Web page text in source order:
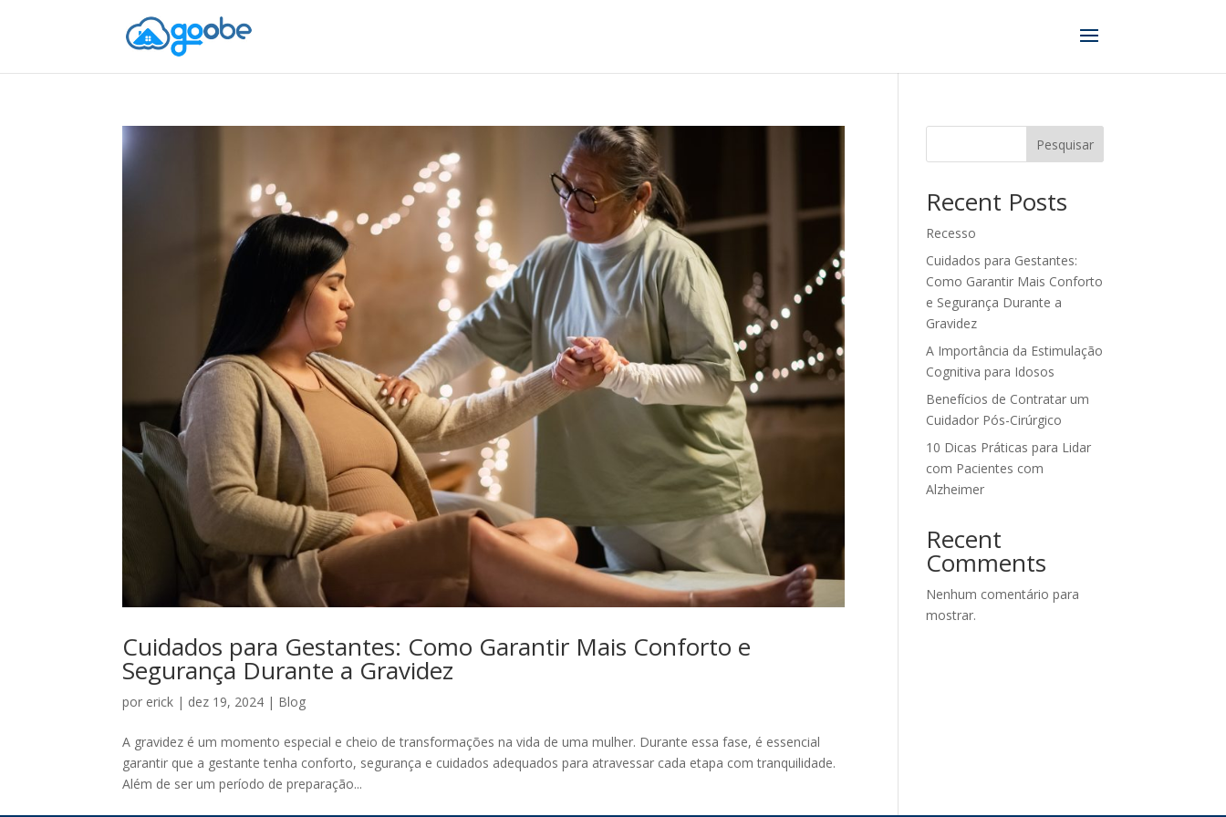
Cuidados para Gestantes: Como Garantir Mais Conforto e
Segurança Durante a Gravidez
por erick | dez 19, 2024 | Blog
A gravidez é um momento especial e cheio de transformações na vida de uma mulher. Durante essa fase, é essencial
garantir que a gestante tenha conforto, segurança e cuidados adequados para atravessar cada etapa com tranquilidade.
Além de ser um período de preparação...
Pesquisar
Recent Posts
Recesso
Cuidados para Gestantes:
Como Garantir Mais Conforto
e Segurança Durante a
Gravidez
A Importância da Estimulação
Cognitiva para Idosos
Benefícios de Contratar um
Cuidador Pós-Cirúrgico
10 Dicas Práticas para Lidar
com Pacientes com
Alzheimer
Recent
Comments
Nenhum comentário para
mostrar.